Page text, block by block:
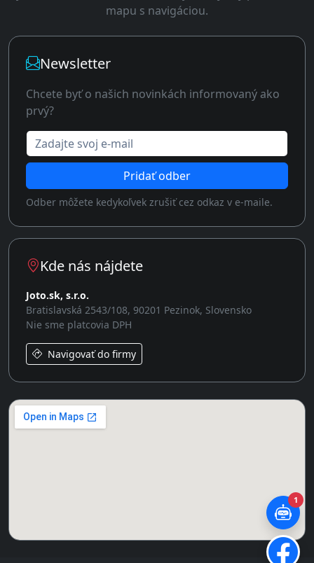
mapu s navigáciou.
Newsletter
Chcete byť o našich novinkách informovaný ako
prvý?
Zadajte svoj e-mail
Pridať odber
Odber môžete kedykoľvek zrušiť cez odkaz v e-maile.
Kde nás nájdete
Joto.sk, s.r.o.
Bratislavská 2543/108, 90201 Pezinok, Slovensko
Nie sme platcovia DPH
Navigovať do firmy
1